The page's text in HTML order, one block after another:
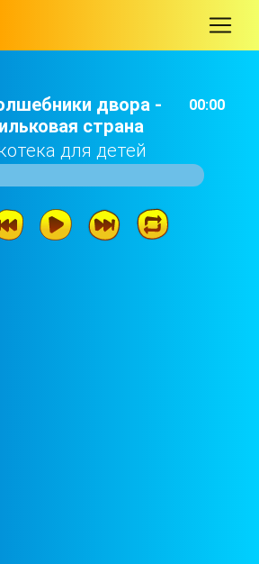
двора -
страна
для детей
00:00